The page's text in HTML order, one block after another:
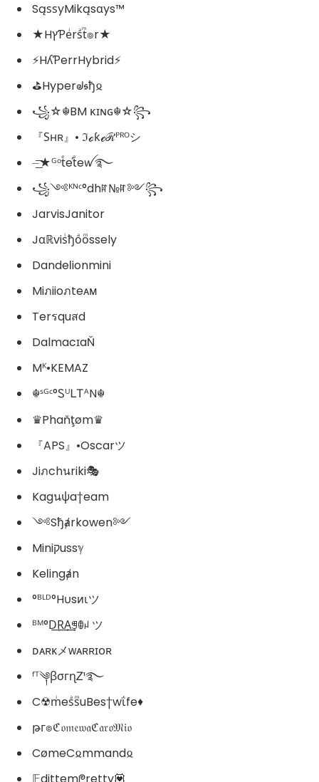
SąѕѕyMikąsαys™
★HץƤeͥrsͣtͫ๏r★
⚡HʎƤerrHybrid⚡
⛳Hyperᖙ𝖘ђ𐍉
꧁☆☬BM κɪɴɢ☬☆꧂
『Ѕʜʀ』• ℑℴƙℯℛᴾᴿᴼシ
⏤͟͟͞͞★ᴳᵒtͤeⷦtͣeꪝ࿐
꧁༺ᴷᴺᶜ°dhꍏ№ꍏ༻꧂
JarvisJanitor
Jαℝvisͥђoͣoͫssely
Dandeℓionmini
Miภiioภteᴀᴍ
Terรquสd
DalmacɪaŇ
Mᴷ•KEMAZ
☬ˢᴳᶜ°ᏚᵁᏞᎢᴬN☬
♛Phaňţøm♛
『APS』•Oscarツ
Jiภchนriki🎭
Kagนψa†eam
༺Sђⱥrkowen༻
Miniקussℽ
Keℓingⱥn
°ᴮᴸᴰ°Hυsᴎιツ
ᴮᴹ°D͢R͢A͢ꁅꂦꈤ ツ
ᴅᴀʀᴋメᴡᴀʀʀɪᴏʀ
ᶠᵀ༆βσгɳᏃ¹࿐
C☢mͥesͣsͫuBes†wΐfe♦️
թг๏ℭ𝔬𝔪𝔢𝔴𝔞ℭ𝔞𝔯𝔬𝔐𝔦𝔬
CømeC𐍉mmand𐍉